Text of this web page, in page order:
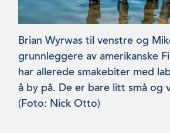
Brian Wyrwas til venstre og
grunnleggere av ameri­kanske
har allerede smakebiter med
å by på. De er bare litt små og
(Foto: Nick Otto)